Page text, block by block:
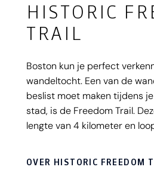
HISTORIC
TRAIL
Boston kun je perfect
wandeltocht. Een van de
beslist moet maken tijdens
stad, is de Freedom Trail.
lengte van 4 kilometer en
OVER HISTORIC FREEDOM